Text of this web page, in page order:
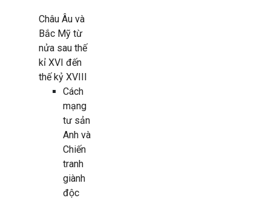
Châu Âu và
Bắc Mỹ từ
nửa sau thế
kỉ XVI đến
thế kỷ XVIII
Cách
mạng
tư sản
Anh và
Chiến
tranh
giành
độc